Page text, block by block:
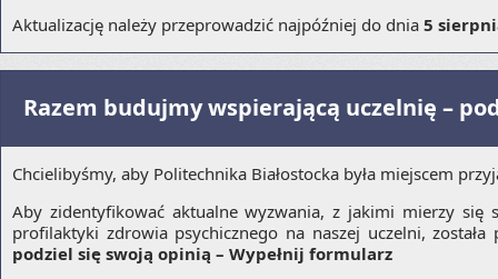
Aktualizację należy przeprowadzić najpóźniej do dnia 5
Razem budujmy wspierającą uczelnię –
Chcielibyśmy, aby Politechnika Białostocka była miejscem
Aby zidentyfikować aktualne wyzwania, z jakimi mierzy się
profilaktyki zdrowia psychicznego na naszej uczelni,
podziel się swoją opinią – Wypełnij formularz